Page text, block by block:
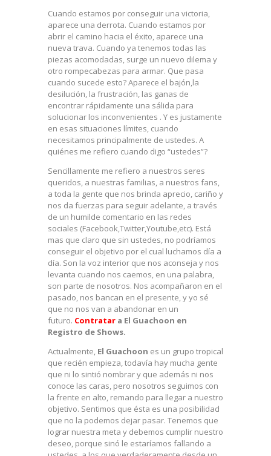
Cuando estamos por conseguir una victoria,
aparece una derrota. Cuando estamos por
abrir el camino hacia el éxito, aparece una
nueva trava. Cuando ya tenemos todas las
piezas acomodadas, surge un nuevo dilema y
otro rompecabezas para armar. Que pasa
cuando sucede esto? Aparece el bajón,la
desilución, la frustración, las ganas de
encontrar rápidamente una sálida para
solucionar los inconvenientes . Y es justamente
en esas situaciones límites, cuando
necesitamos principalmente de ustedes. A
quiénes me refiero cuando digo “ustedes”?
Sencillamente me refiero a nuestros seres
queridos, a nuestras familias, a nuestros fans,
a toda la gente que nos brinda aprecio, cariño y
nos da fuerzas para seguir adelante, a través
de un humilde comentario en las redes
sociales (Facebook,Twitter,Youtube,etc). Está
mas que claro que sin ustedes, no podríamos
conseguir el objetivo por el cual luchamos día a
día. Son la voz interior que nos aconseja y nos
levanta cuando nos caemos, en una palabra,
son parte de nosotros. Nos acompañaron en el
pasado, nos bancan en el presente, y yo sé
que no nos van a abandonar en un
futuro. Contratar a El Guachoon en
Registro de Shows.
Actualmente, El Guachoon es un grupo tropical
que recién empieza, todavía hay mucha gente
que ni lo sintió nombrar y que además ni nos
conoce las caras, pero nosotros seguimos con
la frente en alto, remando para llegar a nuestro
objetivo. Sentimos que ésta es una posibilidad
que no la podemos dejar pasar. Tenemos que
lograr nuestra meta y debemos cumplir nuestro
deseo, porque sinó le estaríamos fallando a